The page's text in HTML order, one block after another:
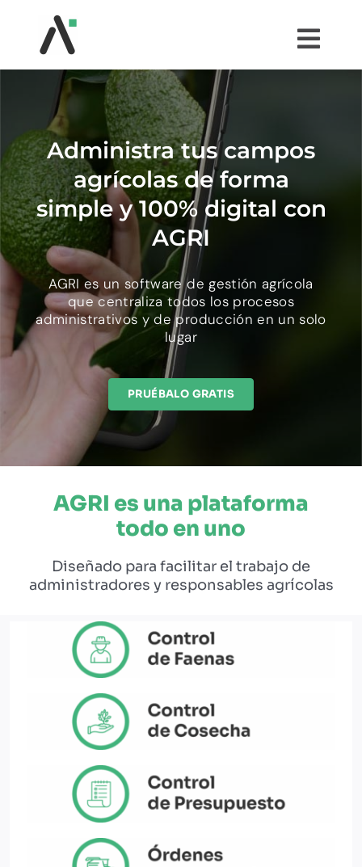
contenido
¿QUÉ ES AGRI?
MÓDULOS
TESTIMONIOS
PRECIOS
PARTNERS
COMUNIDAD AGRI
EBOOKS Y RECURSOS
PRUÉBALO GRATIS
Administra tus campos
agrícolas de forma
simple y 100% digital con
AGRI
AGRI es un software de gestión agrícola
que centraliza todos los procesos
administrativos y de producción en un solo
lugar
PRUÉBALO GRATIS
AGRI es una plataforma
todo en uno
Diseñado para facilitar el trabajo de
administradores y responsables agrícolas